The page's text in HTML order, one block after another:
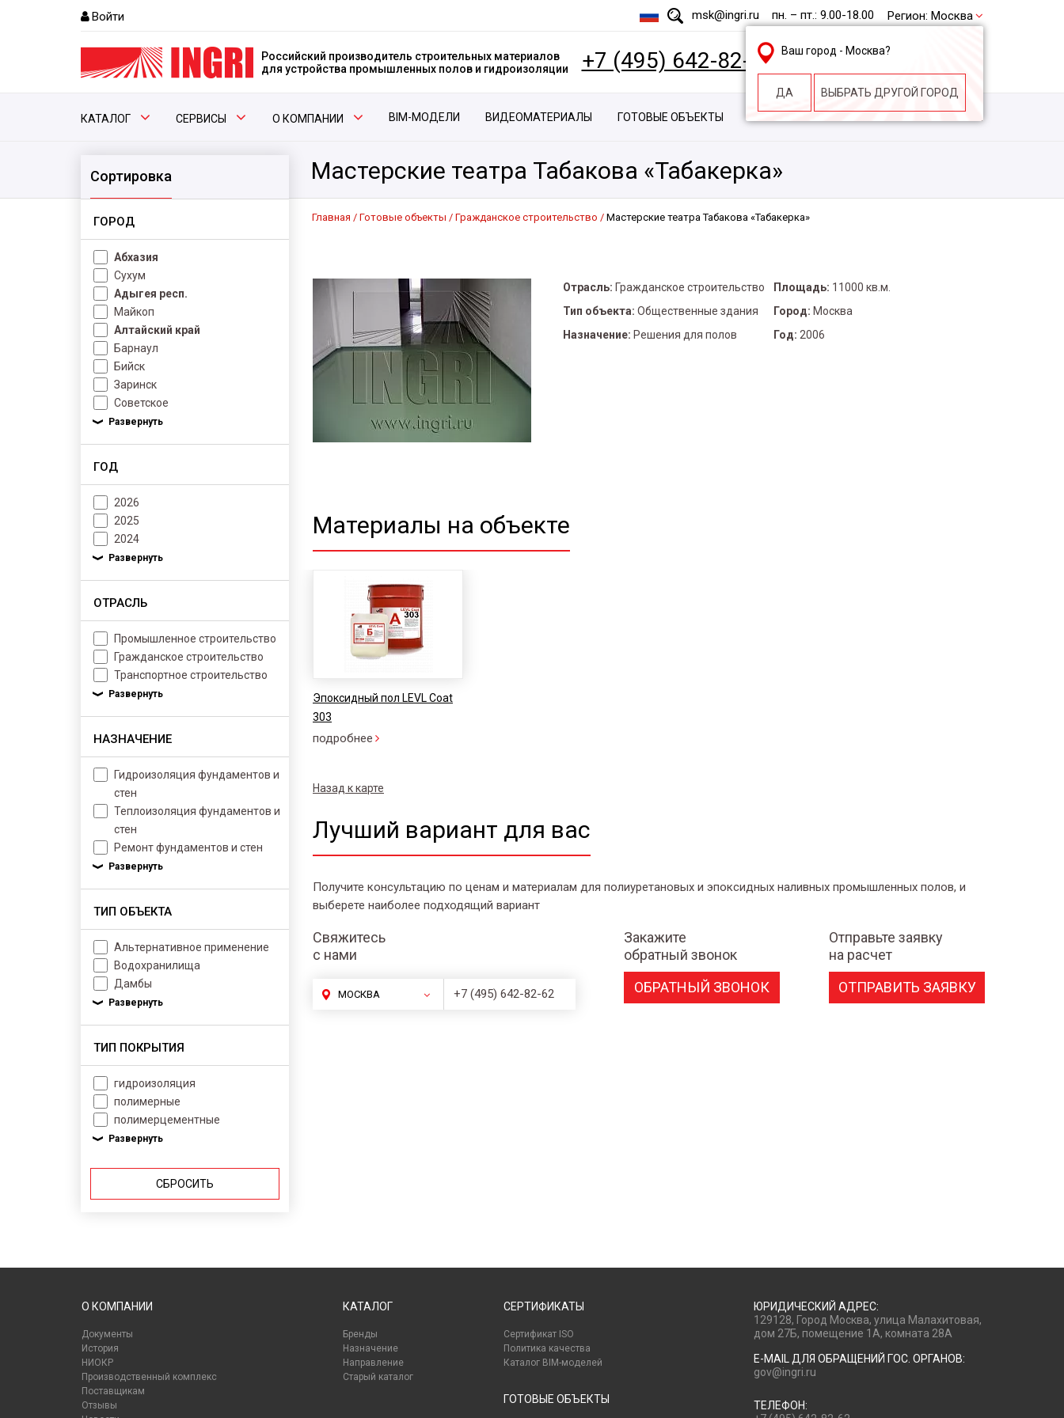
Войти msk@ingri.ru пн. – пт.: 9.00-18.00 Регион: Москва
Ваш город - Москва?
ДА ВЫБРАТЬ ДРУГОЙ ГОРОД
Российский производитель строительных материалов
для устройства промышленных полов и гидроизоляции
+7 (495) 642-82-62
КАТАЛОГ СЕРВИСЫ О КОМПАНИИ BIM-МОДЕЛИ ВИДЕОМАТЕРИАЛЫ ГОТОВЫЕ ОБЪЕКТЫ
Мастерские театра Табакова «Табакерка»
Сортировка
ГОРОД
Абхазия
Сухум
Адыгея респ.
Майкоп
Алтайский край
Барнаул
Бийск
Заринск
Советское
ГОД
2026
2025
2024
ОТРАСЛЬ
Промышленное строительство
Гражданское строительство
Транспортное строительство
НАЗНАЧЕНИЕ
Гидроизоляция фундаментов и
стен
Теплоизоляция фундаментов и
стен
Ремонт фундаментов и стен
ТИП ОБЪЕКТА
Альтернативное применение
Водохранилища
Дамбы
ТИП ПОКРЫТИЯ
гидроизоляция
полимерные
полимерцементные
СБРОСИТЬ
Главная Готовые объекты Гражданское строительство Мастерские театра Табакова «Табакерка»
Отрасль: Гражданское строительство Площадь: 11000 кв.м.
Тип объекта: Общественные здания Город: Москва
Назначение: Решения для полов Год: 2006
Материалы на объекте
Эпоксидный пол LEVL Coat
303
подробнее
Назад к карте
Лучший вариант для вас
Получите консультацию по ценам и материалам для полиуретановых и эпоксидных наливных промышленных полов, и
выберете наиболее подходящий вариант
Свяжитесь
с нами
МОСКВА +7 (495) 642-82-62
Закажите
обратный звонок
ОБРАТНЫЙ ЗВОНОК
Отправьте заявку
на расчет
ОТПРАВИТЬ ЗАЯВКУ
О КОМПАНИИ
Документы
История
НИОКР
Производственный комплекс
Поставщикам
Отзывы
КАТАЛОГ
Бренды
Назначение
Направление
Старый каталог
СЕРТИФИКАТЫ
Сертификат ISO
Политика качества
Каталог BIM-моделей
ГОТОВЫЕ ОБЪЕКТЫ
ЮРИДИЧЕСКИЙ АДРЕС:
129128, Город Москва, улица Малахитовая,
дом 27Б, помещение 1А, комната 28А
E-MAIL ДЛЯ ОБРАЩЕНИЙ ГОС. ОРГАНОВ:
gov@ingri.ru
ТЕЛЕФОН: